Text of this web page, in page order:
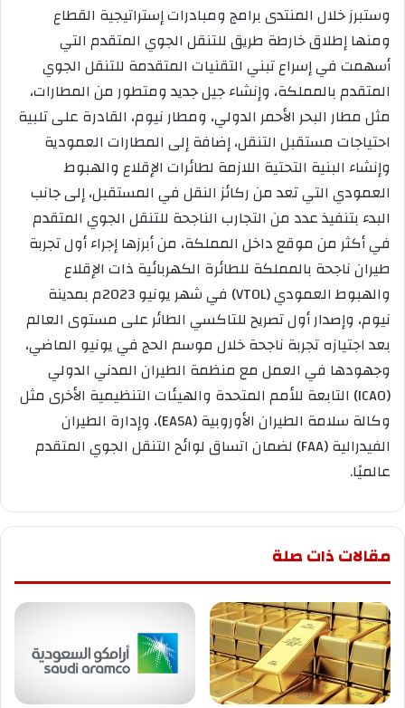
وستبرز خلال المنتدى برامج ومبادرات إستراتيجية القطاع
ومنها إطلاق خارطة طريق للتنقل الجوي المتقدم التي
أسهمت في إسراع تبني التقنيات المتقدمة للتنقل الجوي
المتقدم بالمملكة، وإنشاء جيل جديد ومتطور من المطارات،
مثل مطار البحر الأحمر الدولي، ومطار نيوم، القادرة على تلبية
احتياجات مستقبل التنقل، إضافة إلى المطارات العمودية
وإنشاء البنية التحتية اللازمة لطائرات الإقلاع والهبوط
العمودي التي تعد من ركائز النقل في المستقبل، إلى جانب
البدء بتنفيذ عدد من التجارب الناجحة للتنقل الجوي المتقدم
في أكثر من موقع داخل المملكة، من أبرزها إجراء أول تجربة
طيران ناجحة بالمملكة للطائرة الكهربائية ذات الإقلاع
والهبوط العمودي (VTOL) في شهر يونيو 2023م بمدينة
نيوم، وإصدار أول تصريح للتاكسي الطائر على مستوى العالم
بعد اجتيازه تجربة ناجحة خلال موسم الحج في يونيو الماضي،
وجهودها في العمل مع منظمة الطيران المدني الدولي
(ICAO) التابعة للأمم المتحدة والهيئات التنظيمية الأخرى مثل
وكالة سلامة الطيران الأوروبية (EASA)، وإدارة الطيران
الفيدرالية (FAA) لضمان اتساق لوائح التنقل الجوي المتقدم
عالميًا.
مقالات ذات صلة